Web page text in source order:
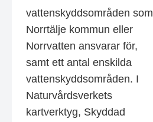
vattenskyddsområden som
Norrtälje kommun eller
Norrvatten ansvarar för,
samt ett antal enskilda
vattenskyddsområden. I
Naturvårdsverkets
kartverktyg, Skyddad